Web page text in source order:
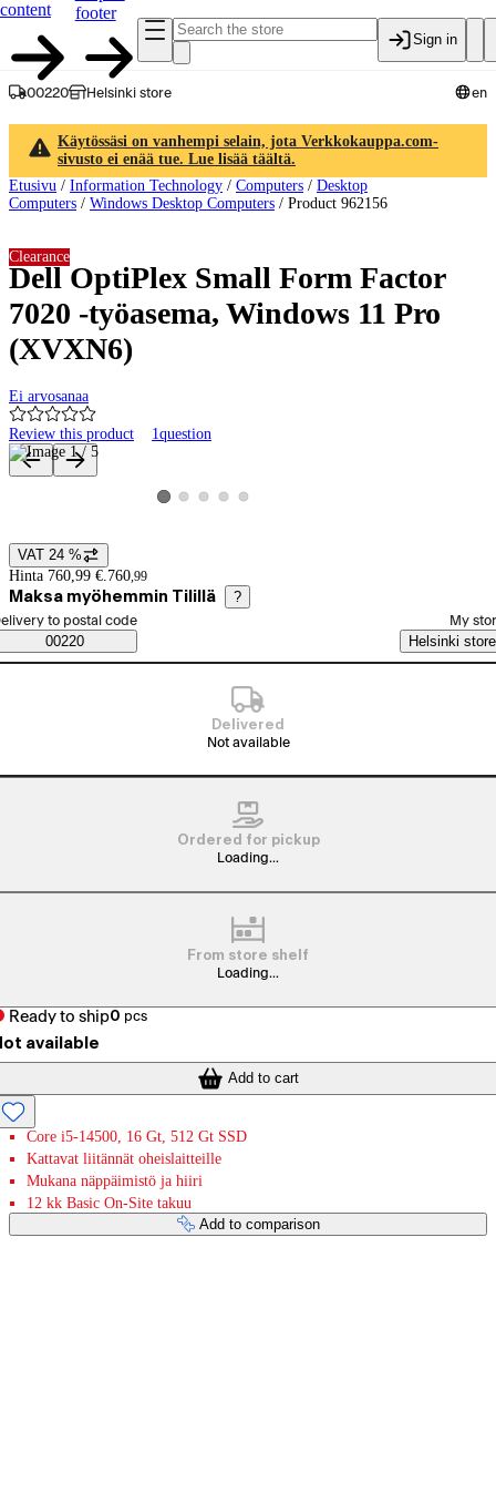
content
footer
Sign in
00220 Helsinki store en
Käytössäsi on vanhempi selain, jota Verkkokauppa.com-
sivusto ei enää tue. Lue lisää täältä.
Etusivu / Information Technology / Computers / Desktop
Computers / Windows Desktop Computers / Product 962156
Dell OptiPlex Small Form Factor
7020 -työasema, Windows 11 Pro
(XVXN6)
Ei arvosanaa
Review this product 1question
Clearance
Product images and videos
View product image 1
View product image 2
View product image 3
View product image 4
View product image 5
Price details
VAT 24 %
Hinta 760,99 €. 760,99
Maksa myöhemmin Tilillä ?
Saatavuustiedot
order method
to postal code
00220
My
Helsinki store
Delivered
Not available
Ordered for pickup
Loading...
From store shelf
Loading...
Ready to ship0 pcs
available
Add to cart
Core i5-14500, 16 Gt, 512 Gt SSD
Kattavat liitännät oheislaitteille
Mukana näppäimistö ja hiiri
12 kk Basic On-Site takuu
Add to comparison